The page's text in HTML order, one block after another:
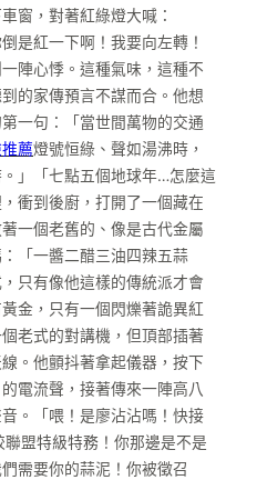
窗，對著紅綠燈大喊：
是紅一下啊！我要向左轉！
陣心悸。這種氣味，這種不
的家傳預言不謀而合。他想
一句：「當世間萬物的交通
薦燈號恒綠、聲如湯沸時，
」「七點五個地球年…怎麼這
衝到後廚，打開了一個藏在
一個老舊的、像是古代金屬
「一醬二醋三油四辣五蒜
只有像他這樣的傳統派才會
金，只有一個閃爍著詭異紅
老式的對講機，但頂部插著
。他顫抖著拿起儀器，按下
電流聲，接著傳來一陣高八
。「喂！是廖沾沾嗎！快接
盟特級特務！你那邊是不是
需要你的蒜泥！你被徵召